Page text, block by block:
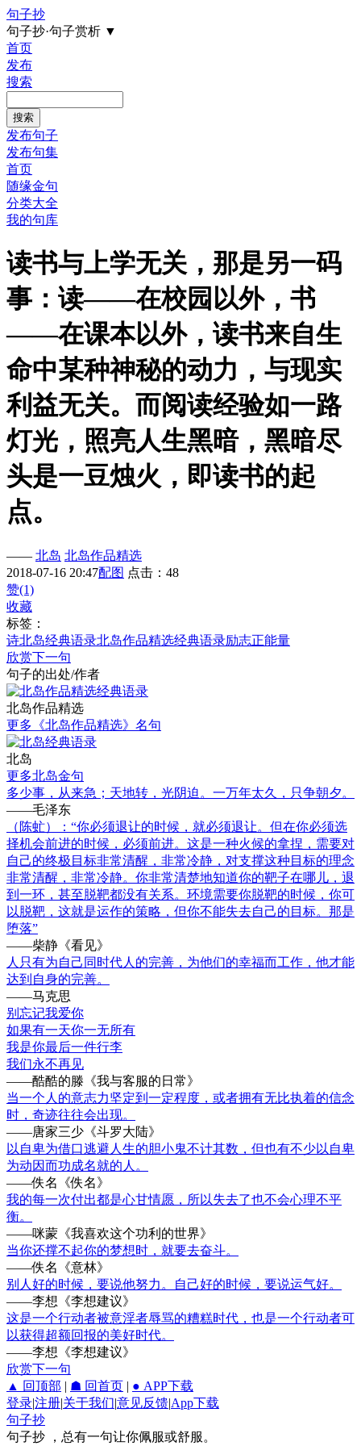
句子抄
句子抄·句子赏析 ▼
首页
发布
搜索
发布句子
发布句集
首页
随缘金句
分类大全
我的句库
读书与上学无关，那是另一码
事：读——在校园以外，书
——在课本以外，读书来自生
命中某种神秘的动力，与现实
利益无关。而阅读经验如一路
灯光，照亮人生黑暗，黑暗尽
头是一豆烛火，即读书的起
点。
—— 北岛 北岛作品精选
2018-07-16 20:47配图 点击：48
赞(1)
收藏
标签：
诗北岛经典语录北岛作品精选经典语录励志正能量
欣赏下一句
句子的出处/作者
北岛作品精选
更多《北岛作品精选》名句
北岛
更多北岛金句
多少事，从来急；天地转，光阴迫。一万年太久，只争朝夕。
——毛泽东
（陈虻）：“你必须退让的时候，就必须退让。但在你必须选
择机会前进的时候，必须前进。这是一种火候的拿捏，需要对
自己的终极目标非常清醒，非常冷静，对支撑这种目标的理念
非常清醒，非常冷静。你非常清楚地知道你的靶子在哪儿，退
到一环，甚至脱靶都没有关系。环境需要你脱靶的时候，你可
以脱靶，这就是运作的策略，但你不能失去自己的目标。那是
堕落”
——柴静《看见》
人只有为自己同时代人的完善，为他们的幸福而工作，他才能
达到自身的完善。
——马克思
别忘记我爱你
如果有一天你一无所有
我是你最后一件行李
我们永不再见
——酷酷的滕《我与客服的日常》
当一个人的意志力坚定到一定程度，或者拥有无比执着的信念
时，奇迹往往会出现。
——唐家三少《斗罗大陆》
以自卑为借口逃避人生的胆小鬼不计其数，但也有不少以自卑
为动因而功成名就的人。
——佚名《佚名》
我的每一次付出都是心甘情愿，所以失去了也不会心理不平
衡。
——咪蒙《我喜欢这个功利的世界》
当你还撑不起你的梦想时，就要去奋斗。
——佚名《意林》
别人好的时候，要说他努力。自己好的时候，要说运气好。
——李想《李想建议》
这是一个行动者被意淫者辱骂的糟糕时代，也是一个行动者可
以获得超额回报的美好时代。
——李想《李想建议》
欣赏下一句
▲ 回顶部 | ☗ 回首页 | ● APP下载
登录|注册|关于我们|意见反馈|App下载
句子抄
句子抄 ，总有一句让你佩服或舒服。